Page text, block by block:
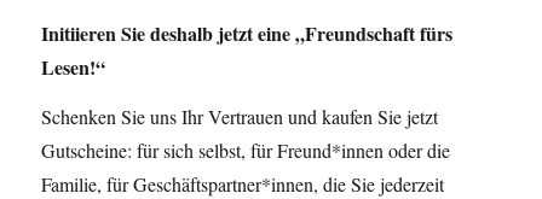
Initiieren Sie deshalb jetzt eine „Freundschaft fürs
Lesen!“
Schenken Sie uns Ihr Vertrauen und kaufen Sie jetzt
Gutscheine: für sich selbst, für Freund*innen oder die
Familie, für Geschäftspartner*innen, die Sie jederzeit